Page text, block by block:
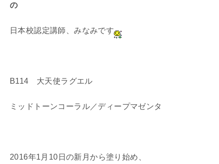
の
日本校認定講師、みなみです
B114 大天使ラグエル
ミッドトーンコーラル／ディープマゼンタ
2016年1月10日の新月から塗り始め、